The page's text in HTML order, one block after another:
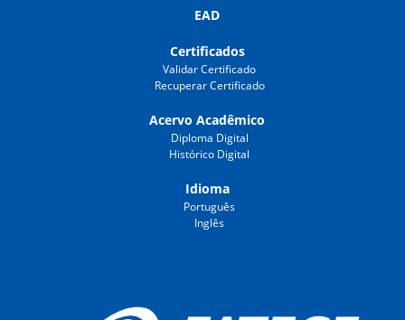
EAD
Certificados
Validar Certificado
Recuperar Certificado
Acervo Acadêmico
Diploma Digital
Histórico Digital
Idioma
Português
Inglês